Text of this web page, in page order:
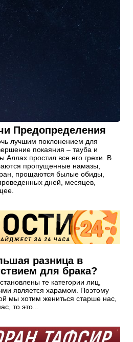
Предопределения
лучшим поклонением для
покаяния – тауба и
Аллах простил все его грехи. В
пропущенные намазы,
прощаются былые обиды,
дней, месяцев,
разница в
для брака?
те категории лиц,
является харамом. Поэтому
мы хотим жениться старше нас,
то это...